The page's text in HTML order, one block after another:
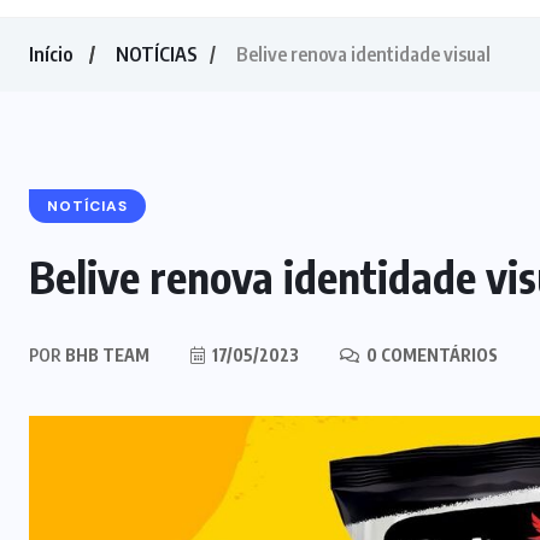
Início NOTÍCIAS Belive renova identidade visual
NOTÍCIAS
Belive renova identidade
POR BHB TEAM 17/05/2023 0 COMENTÁRIOS